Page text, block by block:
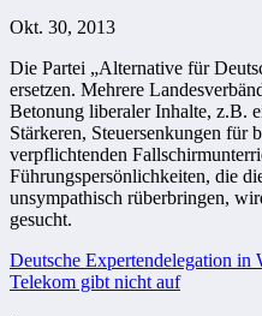
Okt. 30, 2013
Die Partei „Alternative für
ersetzen. Mehrere
Betonung liberaler Inhalte, z.B.
Stärkeren, Steuersenkungen für
verpflichtenden
Führungspersönlichkeiten, die
unsympathisch rüberbringen,
gesucht.
Beitragsnavigation
Deutsche Expertendelegation in
Telekom gibt nicht auf